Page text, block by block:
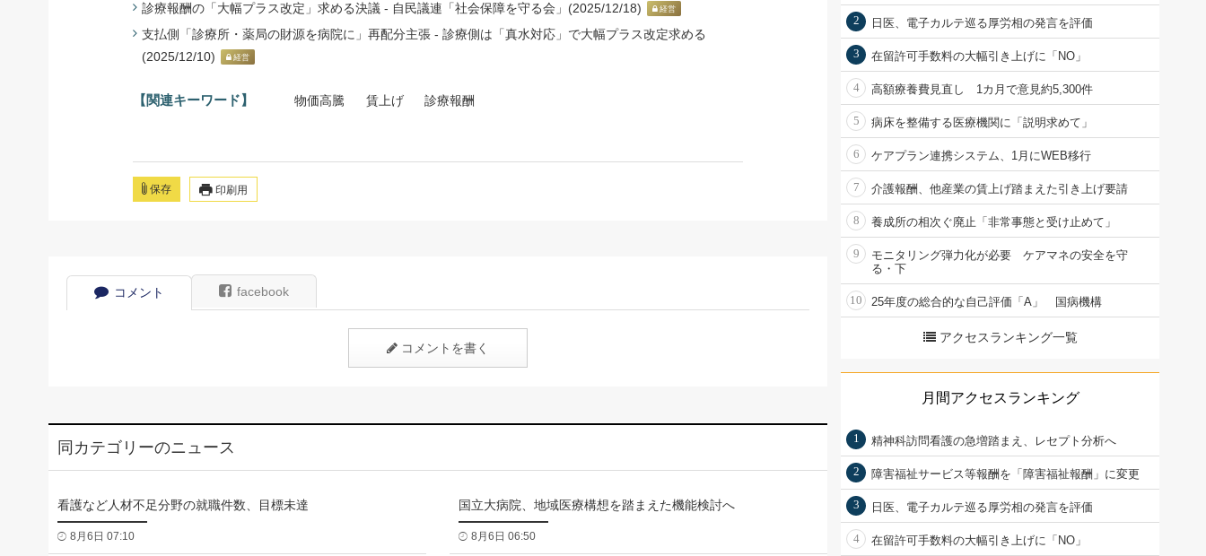
診療報酬の「大幅プラス改定」求める決議 - 自民議連「社会保障を守る会」(2025/12/18) 経営
支払側「診療所・薬局の財源を病院に」再配分主張 - 診療側は「真水対応」で大幅プラス改定求める
(2025/12/10)
経営
【関連キーワード】 物価高騰 賃上げ 診療報酬
保存 印刷用
コメント facebook
コメントを書く
同カテゴリーのニュース
看護など人材不足分野の就職件数、目標未達
8月6日 07:10
国立大病院、地域医療構想を踏まえた機能検討へ
8月6日 06:50
2 日医、電子カルテ巡る厚労相の発言を評価
3 在留許可手数料の大幅引き上げに「NO」
4 高額療養費見直し 1カ月で意見約5,300件
5 病床を整備する医療機関に「説明求めて」
6 ケアプラン連携システム、1月にWEB移行
7 介護報酬、他産業の賃上げ踏まえた引き上げ要請
8 養成所の相次ぐ廃止「非常事態と受け止めて」
9
モニタリング弾力化が必要 ケアマネの安全を守
る・下
10 25年度の総合的な自己評価「A」 国病機構
アクセスランキング一覧
月間アクセスランキング
1 精神科訪問看護の急増踏まえ、レセプト分析へ
2 障害福祉サービス等報酬を「障害福祉報酬」に変更
3 日医、電子カルテ巡る厚労相の発言を評価
4 在留許可手数料の大幅引き上げに「NO」